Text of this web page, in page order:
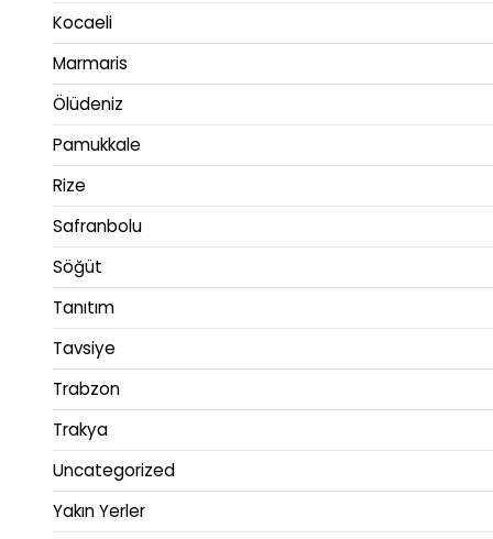
Kocaeli
Marmaris
Ölüdeniz
Pamukkale
Rize
Safranbolu
Söğüt
Tanıtım
Tavsiye
Trabzon
Trakya
Uncategorized
Yakın Yerler